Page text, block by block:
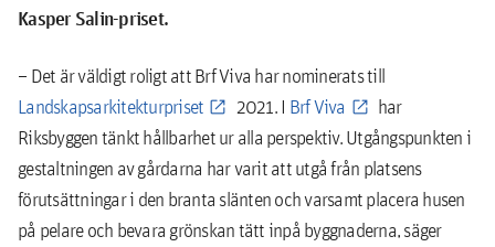
Kasper Salin-priset.
– Det är väldigt roligt att Brf Viva har nominerats till
Landskapsarkitekturpriset
2021. I Brf Viva
har
Riksbyggen tänkt hållbarhet ur alla perspektiv. Utgångspunkten i
gestaltningen av gårdarna har varit att utgå från platsens
förutsättningar i den branta slänten och varsamt placera husen
på pelare och bevara grönskan tätt inpå byggnaderna, säger